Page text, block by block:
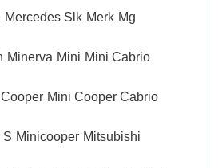
Mercedes Slk Merk Mg
Minerva Mini Mini Cabrio
Mini Cooper Cabrio
S Minicooper Mitsubishi